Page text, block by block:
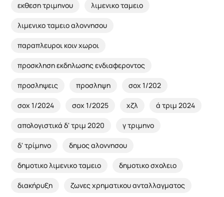
εκθεση τριμηνου λιμενικο ταμειο
λιμενικο ταμειο αλοννησου
παραπλευροι κοιν χωροι
προσκληση εκδηλωσης ενδιαφεροντος
προσληψεις προσληψη σοχ 1/202
σοχ 1/2024 σοχ 1/2025 χζλ ά τριμ 2024
απολογιστικά δ' τριμ 2020 γ τριμηνο
δ' τρίμηνο δημος αλοννησου
δημοτικο λιμενικο ταμειο δημοτικο σχολειο
διακήρυξη ζωνες χρηματικου ανταλλαγματος